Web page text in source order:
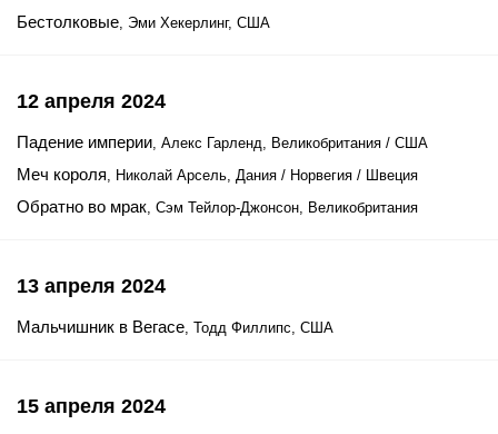
Бестолковые, Эми Хекерлинг, США
12 апреля 2024
Падение империи, Алекс Гарленд, Великобритания / США
Меч короля, Николай Арсель, Дания / Норвегия / Швеция
Обратно во мрак, Сэм Тейлор-Джонсон, Великобритания
13 апреля 2024
Мальчишник в Вегасе, Тодд Филлипс, США
15 апреля 2024